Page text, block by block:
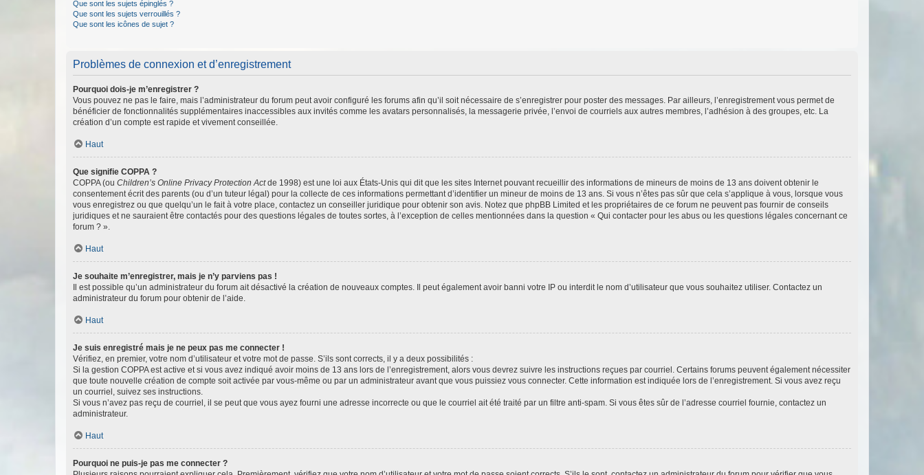
Que sont les sujets épinglés ?
Que sont les sujets verrouillés ?
Que sont les icônes de sujet ?
Problèmes de connexion et d’enregistrement
Pourquoi dois-je m’enregistrer ?
Vous pouvez ne pas le faire, mais l’administrateur du forum peut avoir configuré les forums afin qu’il soit nécessaire de s’enregistrer pour poster des messages. Par ailleurs, l’enregistrement vous permet de
bénéficier de fonctionnalités supplémentaires inaccessibles aux invités comme les avatars personnalisés, la messagerie privée, l’envoi de courriels aux autres membres, l’adhésion à des groupes, etc. La
création d’un compte est rapide et vivement conseillée.
Haut
Que signifie COPPA ?
COPPA (ou Children’s Online Privacy Protection Actde 1998) est une loi aux États-Unis qui dit que les sites Internet pouvant recueillir des informations de mineurs de moins de 13 ans doivent obtenir le
consentement écrit des parents (ou d’un tuteur légal) pour la collecte de ces informations permettant d’identifier un mineur de moins de 13 ans. Si vous n’êtes pas sûr que cela s’applique à vous, lorsque vous
vous enregistrez ou que quelqu’un le fait à votre place, contactez un conseiller juridique pour obtenir son avis. Notez que phpBB Limited et les propriétaires de ce forum ne peuvent pas fournir de conseils
juridiques et ne sauraient être contactés pour des questions légales de toutes sortes, à l’exception de celles mentionnées dans la question « Qui contacter pour les abus ou les questions légales concernant ce
forum ? ».
Haut
Je souhaite m’enregistrer, mais je n’y parviens pas !
Il est possible qu’un administrateur du forum ait désactivé la création de nouveaux comptes. Il peut également avoir banni votre IP ou interdit le nom d’utilisateur que vous souhaitez utiliser. Contactez un
administrateur du forum pour obtenir de l’aide.
Haut
Je suis enregistré mais je ne peux pas me connecter !
Vérifiez, en premier, votre nom d’utilisateur et votre mot de passe. S’ils sont corrects, il y a deux possibilités :
Si la gestion COPPA est active et si vous avez indiqué avoir moins de 13 ans lors de l’enregistrement, alors vous devrez suivre les instructions reçues par courriel. Certains forums peuvent également nécessiter
que toute nouvelle création de compte soit activée par vous-même ou par un administrateur avant que vous puissiez vous connecter. Cette information est indiquée lors de l’enregistrement. Si vous avez reçu
un courriel, suivez ses instructions.
Si vous n’avez pas reçu de courriel, il se peut que vous ayez fourni une adresse incorrecte ou que le courriel ait été traité par un filtre anti-spam. Si vous êtes sûr de l’adresse courriel fournie, contactez un
administrateur.
Haut
Pourquoi ne puis-je pas me connecter ?